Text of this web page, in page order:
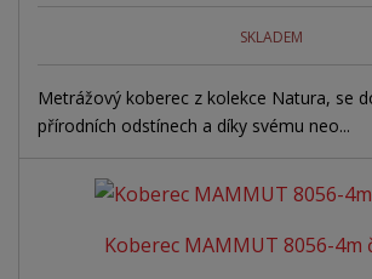
SKLADEM
Metrážový koberec z kolekce Natura, se
přírodních odstínech a díky svému neo...
Koberec MAMMUT 8056-4m